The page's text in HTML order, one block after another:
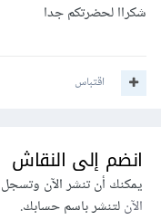
شكراا لحضرتكم جدا
اقتباس
انضم إلى النقاش
يمكنك أن تنشر الآن
الآنلتنشر باسم حسابك.